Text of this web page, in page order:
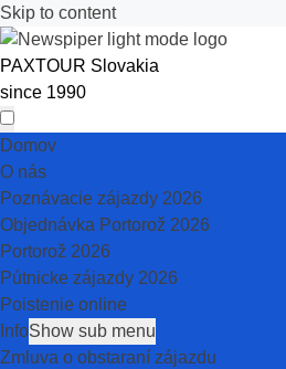
Skip to content
PAXTOUR Slovakia
since 1990
Domov
O nás
Poznávacie zájazdy 2026
Objednávka Portorož 2026
Portorož 2026
Pútnicke zájazdy 2026
Poistenie online
InfoShow sub menu
Zmluva o obstaraní zájazdu